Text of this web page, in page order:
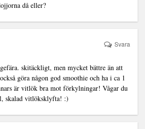
då eller?
skitäckligt, men mycket bättre än att
göra någon god smoothie och ha i ca 1
är vitlök bra mot förkylningar! Vågar du
skalad vitlöksklyfta! :)
Svara